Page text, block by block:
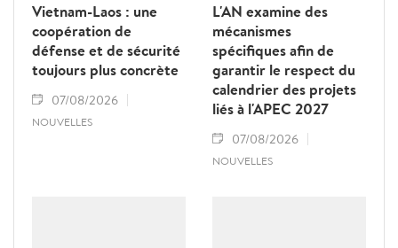
Vietnam-Laos : une
coopération de
défense et de sécurité
toujours plus concrète
07/08/2026
NOUVELLES
L'AN examine des
mécanismes
spécifiques afin de
garantir le respect du
calendrier des projets
liés à l'APEC 2027
07/08/2026
NOUVELLES